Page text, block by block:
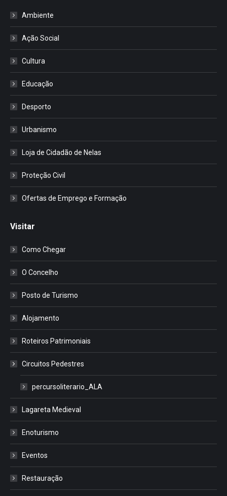
Ambiente
Ação Social
Cultura
Educação
Desporto
Urbanismo
Loja de Cidadão de Nelas
Proteção Civil
Ofertas de Emprego e Formação
Visitar
Como Chegar
O Concelho
Posto de Turismo
Alojamento
Roteiros Patrimoniais
Circuitos Pedestres
percursoliterario_ALA
Lagareta Medieval
Enoturismo
Eventos
Restauração